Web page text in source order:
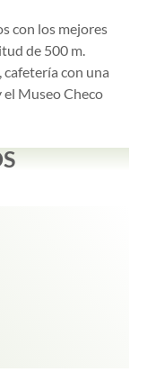
con los mejores
de 500 m.
cafetería con una
Museo Checo